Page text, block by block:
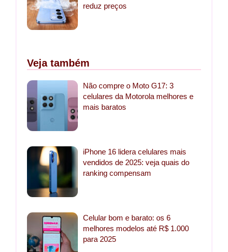
reduz preços
Veja também
Não compre o Moto G17: 3
celulares da Motorola melhores e
mais baratos
iPhone 16 lidera celulares mais
vendidos de 2025: veja quais do
ranking compensam
Celular bom e barato: os 6
melhores modelos até R$ 1.000
para 2025